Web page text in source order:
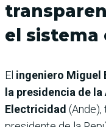
el sistema
El ingeniero Miguel
la presidencia de
Electricidad (Ande),